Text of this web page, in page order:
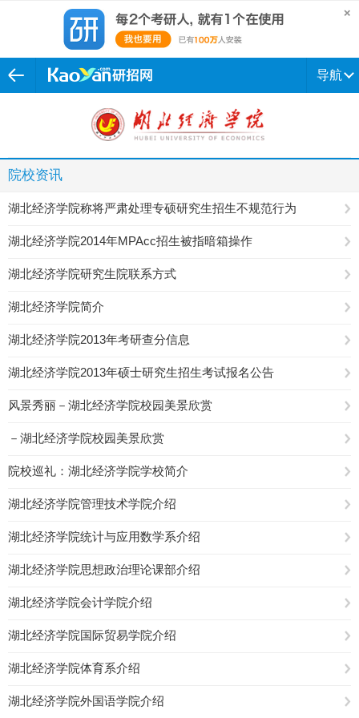
导航
院校资讯
湖北经济学院称将严肃处理专硕研究生招生不规范行为
湖北经济学院2014年MPAcc招生被指暗箱操作
湖北经济学院研究生院联系方式
湖北经济学院简介
湖北经济学院2013年考研查分信息
湖北经济学院2013年硕士研究生招生考试报名公告
风景秀丽－湖北经济学院校园美景欣赏
－湖北经济学院校园美景欣赏
院校巡礼：湖北经济学院学校简介
湖北经济学院管理技术学院介绍
湖北经济学院统计与应用数学系介绍
湖北经济学院思想政治理论课部介绍
湖北经济学院会计学院介绍
湖北经济学院国际贸易学院介绍
湖北经济学院体育系介绍
湖北经济学院外国语学院介绍